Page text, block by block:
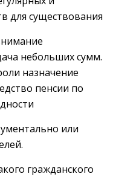
для существования
небольших сумм.
назначение
пенсии по
или
гражданского